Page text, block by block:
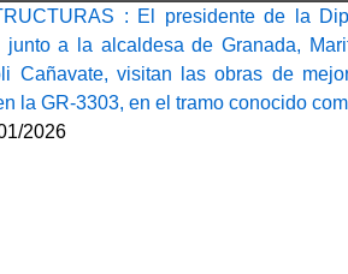
: El presidente de la
junto a la alcaldesa de Granada,
Cañavate, visitan las obras de
la GR-3303, en el tramo conocido
2026